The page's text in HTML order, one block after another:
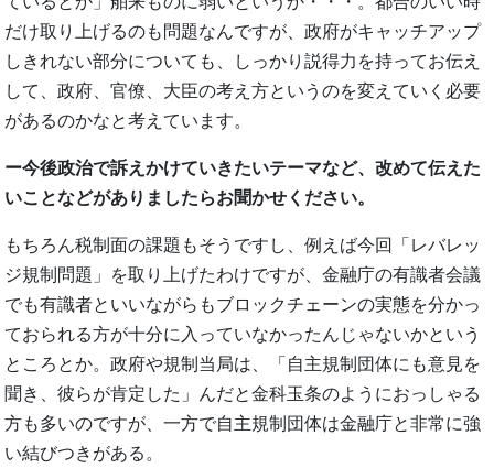
だけ取り上げるのも問題なんですが、政府がキャッチアップ
しきれない部分についても、しっかり説得力を持ってお伝え
して、政府、官僚、大臣の考え方というのを変えていく必要
があるのかなと考えています。
ー今後政治で訴えかけていきたいテーマなど、改めて伝えた
いことなどがありましたらお聞かせください。
もちろん税制面の課題もそうですし、例えば今回「レバレッ
ジ規制問題」を取り上げたわけですが、金融庁の有識者会議
でも有識者といいながらもブロックチェーンの実態を分かっ
ておられる方が十分に入っていなかったんじゃないかという
ところとか。政府や規制当局は、「自主規制団体にも意見を
聞き、彼らが肯定した」んだと金科玉条のようにおっしゃる
方も多いのですが、一方で自主規制団体は金融庁と非常に強
い結びつきがある。